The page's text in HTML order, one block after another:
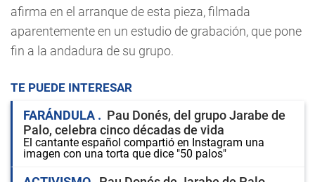
afirma en el arranque de esta pieza, filmada
aparentemente en un estudio de grabación, que pone
fin a la andadura de su grupo.
TE PUEDE INTERESAR
FARÁNDULA
Pau Donés, del grupo Jarabe de
Palo, celebra cinco décadas de vida
El cantante español compartió en Instagram una
imagen con una torta que dice "50 palos"